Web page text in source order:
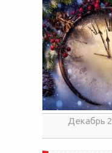
Декабрь